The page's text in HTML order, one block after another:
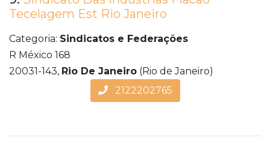
Tecelagem Est Rio Janeiro
Categoria: Sindicatos e Federações
R México 168
20031-143, Rio De Janeiro (Rio de Janeiro)
2122202765